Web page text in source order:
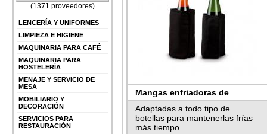
(1371 proveedores)
LENCERÍA Y UNIFORMES
LIMPIEZA E HIGIENE
MAQUINARIA PARA CAFÉ
MAQUINARIA PARA
HOSTELERÍA
MENAJE Y SERVICIO DE
MESA
MOBILIARIO Y
DECORACIÓN
SERVICIOS PARA
RESTAURACIÓN
Mangas enfriadoras de
Supreminox
Adaptadas a todo tipo de
botellas para mantenerlas frías
más tiempo.